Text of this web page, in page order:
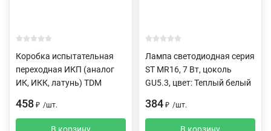
Коробка испытательная
переходная ИКП (аналог
ИК, ИКК, латунь) TDM
458 ₽ /шт.
Лампа светодиодная серия
ST MR16, 7 Вт, цоколь
GU5.3, цвет: Теплый белый
384 ₽ /шт.